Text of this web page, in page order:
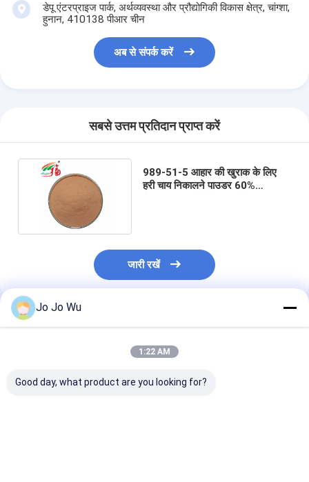
डेपू एंटरप्राइज पार्क, अर्थव्यवस्था और प्रौद्योगिकी विकास क्षेत्र, चांग्शा,
हुनान, 410138 पीआर चीन
अब से संपर्क करें
सबसे उत्तम प्रतिदान प्राप्त करें
989-51-5 आहार की खुराक के लिए
हरी चाय निकालने पाउडर 60%
जारी रखें
अनुशंसित उत्पाद
Jo Jo Wu
1:22 AM
Good day, what product are you looking for?